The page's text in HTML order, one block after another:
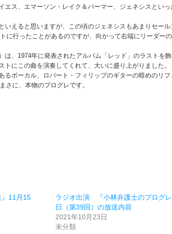
エス、エマーソン・レイク＆パーマー、ジェネシスとい
えると思いますが、この頃のジェネシスもあまりセール
に行ったことがあるのですが、向かって右端にリーダ
、1974年に発表されたアルバム「レッド」のラストを飾
にこの曲を演奏してくれて、大いに盛り上がりました。
るボーカル、ロバート・フィリップのギターの暗めのリ
さに、本物のプログレです。
11月15
ラジオ出演 『小林弁護士のプログ
日（第39回）の放送内容
2021年10月23日
未分類